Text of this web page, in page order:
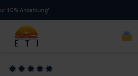
Anzahlung*